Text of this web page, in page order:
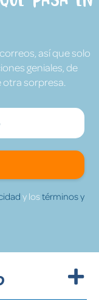
así que solo
geniales, de
sorpresa.
y lostérminos y